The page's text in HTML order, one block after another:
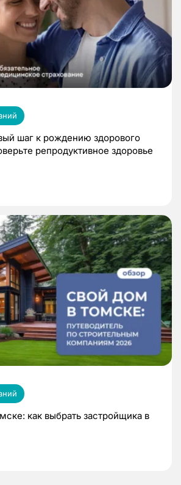
шаг к рождению здорового
репродуктивное здоровье
как выбрать застройщика в